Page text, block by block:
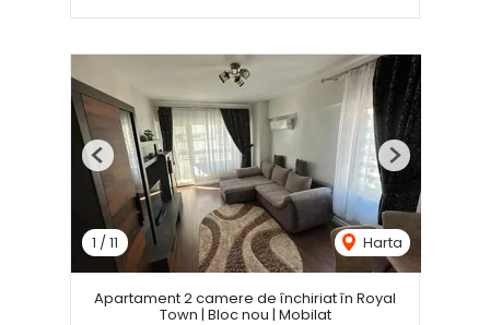
1 /11 Harta
Previous Next
Apartament 2 camere de închiriat în Royal
Town | Bloc nou | Mobilat